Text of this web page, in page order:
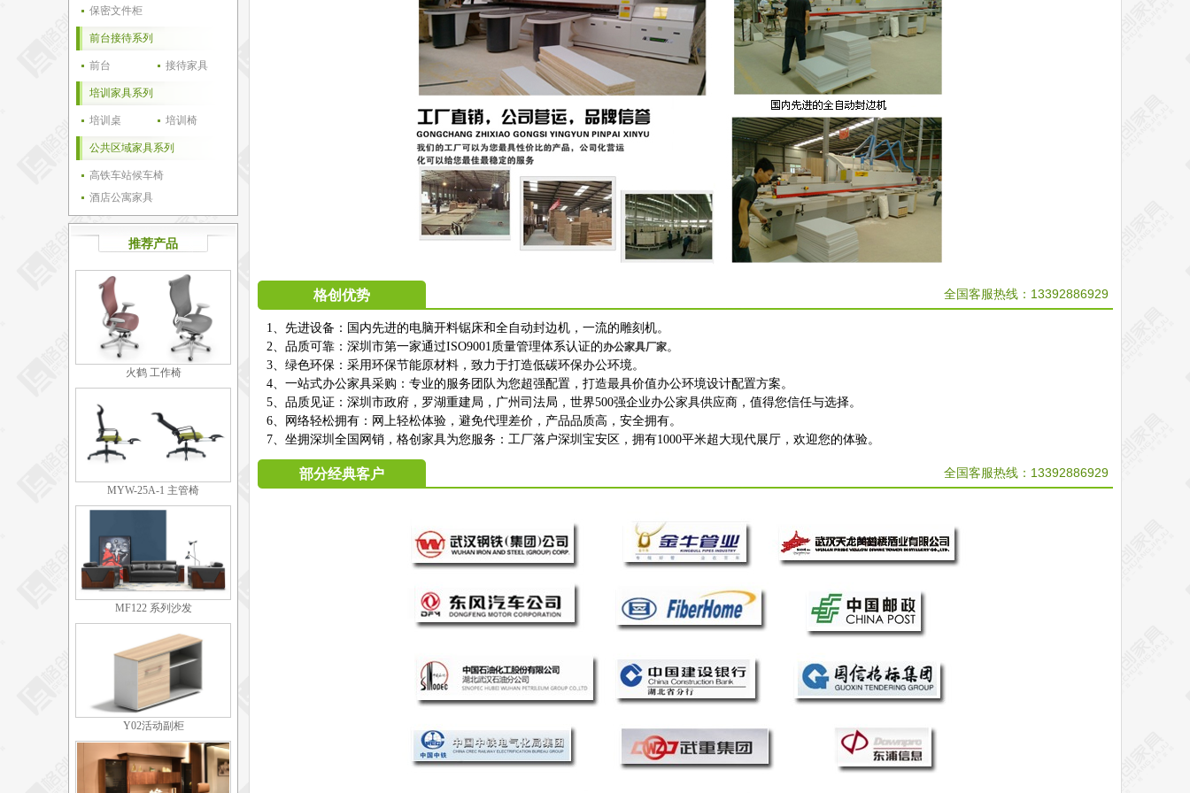
保密文件柜
前台接待系列
前台 接待家具
培训家具系列
培训桌 培训椅
公共区域家具系列
高铁车站候车椅
酒店公寓家具
推荐产品
火鹤 工作椅
MYW-25A-1 主管椅
MF122 系列沙发
Y02活动副柜
格创优势 全国客服热线：13392886929
1、先进设备：国内先进的电脑开料锯床和全自动封边机，一流的雕刻机。
2、品质可靠：深圳市第一家通过ISO9001质量管理体系认证的办公家具厂家。
3、绿色环保：采用环保节能原材料，致力于打造低碳环保办公环境。
4、一站式办公家具采购：专业的服务团队为您超强配置，打造最具价值办公环境设计配置方案。
5、品质见证：深圳市政府，罗湖重建局，广州司法局，世界500强企业办公家具供应商，值得您信任与选择。
6、网络轻松拥有：网上轻松体验，避免代理差价，产品品质高，安全拥有。
7、坐拥深圳全国网销，格创家具为您服务：工厂落户深圳宝安区，拥有1000平米超大现代展厅，欢迎您的体验。
部分经典客户 全国客服热线： 13392886929